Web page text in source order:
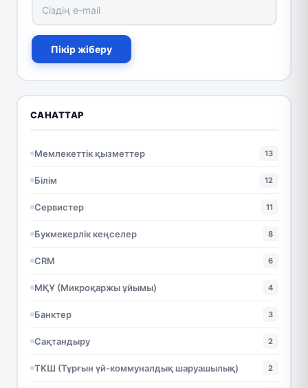
Пікір жіберу
САНАТТАР
Мемлекеттік қызметтер 13
Білім 12
Сервистер 11
Букмекерлік кеңселер 8
CRM 6
МҚҰ (Микроқаржы ұйымы) 4
Банктер 3
Сақтандыру 2
ТКШ (Тұрғын үй-коммуналдық шаруашылық) 2